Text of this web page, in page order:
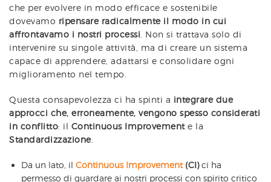
che per evolvere in modo efficace e sostenibile
dovevamo ripensare radicalmente il modo in cui
affrontavamo i nostri processi . Non si trattava solo di
intervenire su singole attività, ma di creare un sistema
capace di apprendere, adattarsi e consolidare ogni
miglioramento nel tempo.
Questa consapevolezza ci ha spinti a integrare due
approcci che, erroneamente, vengono spesso considerati
in conflitto: il Continuous Improvemente la
Standardizzazione.
Da un lato, il Continuous Improvement(CI)ci ha
permesso di guardare ai nostri processi con spirito critico